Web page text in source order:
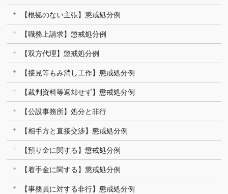
【根拠のない主張】懲戒処分例
【職務上請求】懲戒処分例
【双方代理】懲戒処分例
【接見等もみ消し工作】懲戒処分例
【裁判資料等返却せず】懲戒処分例
【公設事務所】処分と非行
【相手方と直接交渉】懲戒処分例
【預り金に関する】懲戒処分例
【着手金に関する】懲戒処分例
【事務員に対する非行】懲戒処分例